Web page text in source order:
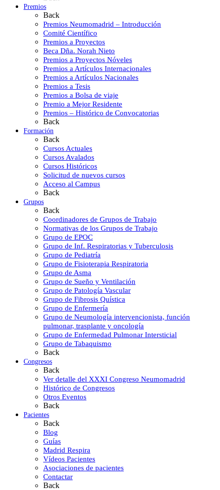
Premios
Back
Premios Neumomadrid – Introducción
Comité Científico
Premios a Proyectos
Beca Dña. Norah Nieto
Premios a Proyectos Nóveles
Premios a Artículos Internacionales
Premios a Artículos Nacionales
Premios a Tesis
Premios a Bolsa de viaje
Premio a Mejor Residente
Premios – Histórico de Convocatorias
Back
Formación
Back
Cursos Actuales
Cursos Avalados
Cursos Históricos
Solicitud de nuevos cursos
Acceso al Campus
Back
Grupos
Back
Coordinadores de Grupos de Trabajo
Normativas de los Grupos de Trabajo
Grupo de EPOC
Grupo de Inf. Respiratorias y Tuberculosis
Grupo de Pediatría
Grupo de Fisioterapia Respiratoria
Grupo de Asma
Grupo de Sueño y Ventilación
Grupo de Patología Vascular
Grupo de Fibrosis Quística
Grupo de Enfermería
Grupo de Neumología intervencionista, función
pulmonar, trasplante y oncología
Grupo de Enfermedad Pulmonar Intersticial
Grupo de Tabaquismo
Back
Congresos
Back
Ver detalle del XXXI Congreso Neumomadrid
Histórico de Congresos
Otros Eventos
Back
Pacientes
Back
Blog
Guías
Madrid Respira
Vídeos Pacientes
Asociaciones de pacientes
Contactar
Back